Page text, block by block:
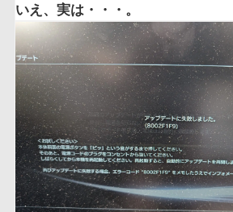
いえ、実は・・・。